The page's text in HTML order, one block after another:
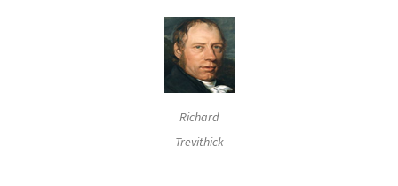
Richard
Trevithick